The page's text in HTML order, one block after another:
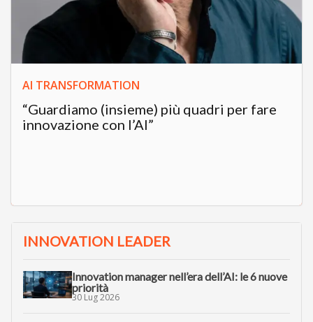
AI TRANSFORMATION
“Guardiamo (insieme) più quadri per fare
innovazione con l’AI”
INNOVATION LEADER
Innovation manager nell’era dell’AI: le 6 nuove
priorità
30 Lug 2026